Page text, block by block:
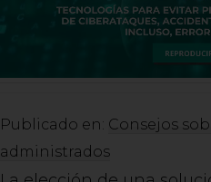
Publicado en: Consejos
administrados